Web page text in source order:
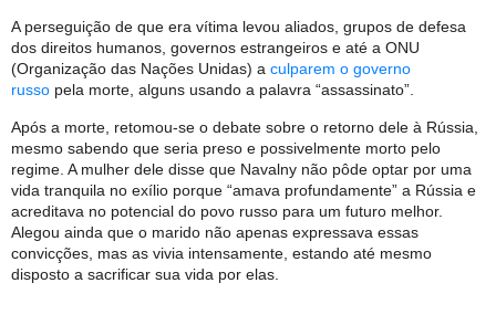
A perseguição de que era vítima levou aliados, grupos de defesa
dos direitos humanos, governos estrangeiros e até a ONU
(Organização das Nações Unidas) a culparem o governo
russo pela morte, alguns usando a palavra “assassinato”.
Após a morte, retomou-se o debate sobre o retorno dele à Rússia,
mesmo sabendo que seria preso e possivelmente morto pelo
regime. A mulher dele disse que Navalny não pôde optar por uma
vida tranquila no exílio porque “amava profundamente” a Rússia e
acreditava no potencial do povo russo para um futuro melhor.
Alegou ainda que o marido não apenas expressava essas
convicções, mas as vivia intensamente, estando até mesmo
disposto a sacrificar sua vida por elas.